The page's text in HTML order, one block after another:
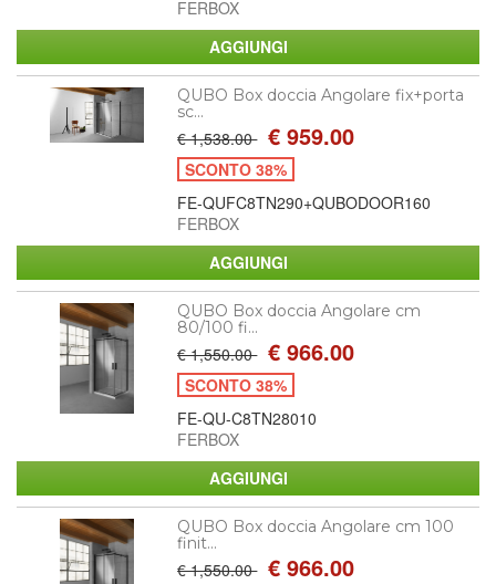
FERBOX
QUBO Box doccia Angolare fix+porta
sc...
€ 1,538.00 € 959.00
SCONTO 38%
FE-QUFC8TN290+QUBODOOR160
FERBOX
QUBO Box doccia Angolare cm
80/100 fi...
€ 1,550.00 € 966.00
SCONTO 38%
FE-QU-C8TN28010
FERBOX
QUBO Box doccia Angolare cm 100
finit...
€ 1,550.00 € 966.00